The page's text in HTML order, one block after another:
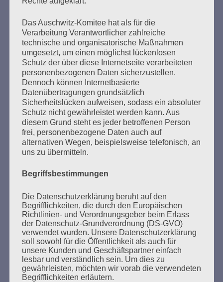
der
Beiträge
Zurück 3
Wir können froh sein, dass wir eine Antifa haben.
Esther Bejarano - 16. Dezember 2019
SUCHEN
NACH:
Das Auschwitz-Komitee hat als für die
Verarbeitung Verantwortlicher zahlreiche
technische und organisatorische Maßnahmen
umgesetzt, um einen möglichst lückenlosen
Schutz der über diese Internetseite verarbeiteten
personenbezogenen Daten sicherzustellen.
Dennoch können Internetbasierte
Datenübertragungen grundsätzlich
Sicherheitslücken aufweisen, sodass ein absoluter
Schutz nicht gewährleistet werden kann. Aus
diesem Grund steht es jeder betroffenen Person
frei, personenbezogene Daten auch auf
alternativen Wegen, beispielsweise telefonisch, an
uns zu übermitteln.
Begriffsbestimmungen
Die Datenschutzerklärung beruht auf den
Begrifflichkeiten, die durch den Europäischen
Richtlinien- und Verordnungsgeber beim Erlass
der Datenschutz-Grundverordnung (DS-GVO)
verwendet wurden. Unsere Datenschutzerklärung
soll sowohl für die Öffentlichkeit als auch für
unsere Kunden und Geschäftspartner einfach
lesbar und verständlich sein. Um dies zu
gewährleisten, möchten wir vorab die verwendeten
Begrifflichkeiten erläutern.